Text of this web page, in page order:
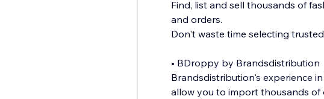
Find, list and sell thousands of
and orders.
Don't waste time selecting
• BDroppy by Brandsdistribution
Brandsdistribution's experience
allow you to import thousands